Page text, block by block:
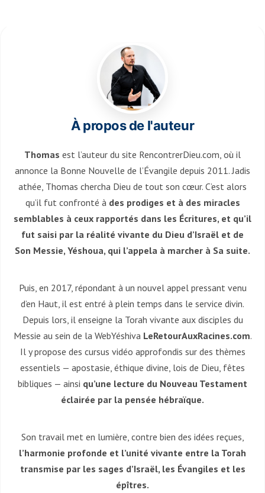
À propos de l'auteur
Thomas est l’auteur du site RencontrerDieu.com, où il
annonce la Bonne Nouvelle de l’Évangile depuis 2011. Jadis
athée, Thomas chercha Dieu de tout son cœur. C’est alors
qu’il fut confronté à des prodiges et à des miracles
semblables à ceux rapportés dans les Écritures, et qu’il
fut saisi par la réalité vivante du Dieu d’Israël et de
Son Messie, Yéshoua, qui l’appela à marcher à Sa suite.
Puis, en 2017, répondant à un nouvel appel pressant venu
d’en Haut, il est entré à plein temps dans le service divin.
Depuis lors, il enseigne la Torah vivante aux disciples du
Messie au sein de la WebYéshiva LeRetourAuxRacines.com.
Il y propose des cursus vidéo approfondis sur des thèmes
essentiels — apostasie, éthique divine, lois de Dieu, fêtes
bibliques — ainsi qu’une lecture du Nouveau Testament
éclairée par la pensée hébraïque.
Son travail met en lumière, contre bien des idées reçues,
l’harmonie profonde et l’unité vivante entre la Torah
transmise par les sages d’Israël, les Évangiles et les
épîtres.